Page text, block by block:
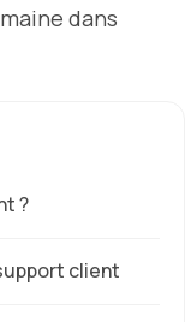
dans
?
client